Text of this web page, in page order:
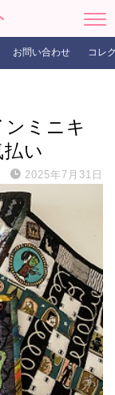
お問い合わせ コレ
ミニキ
い
2025年7月31日